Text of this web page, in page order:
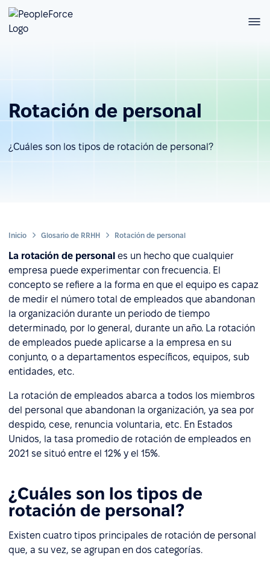
Rotación de personal
¿Cuáles son los tipos de rotación de personal?
Inicio Glosario de RRHH Rotación de personal
La rotación de personal es un hecho que cualquier
empresa puede experimentar con frecuencia. El
concepto se refiere a la forma en que el equipo es capaz
de medir el número total de empleados que abandonan
la organización durante un periodo de tiempo
determinado, por lo general, durante un año. La rotación
de empleados puede aplicarse a la empresa en su
conjunto, o a departamentos específicos, equipos, sub
entidades, etc.
La rotación de empleados abarca a todos los miembros
del personal que abandonan la organización, ya sea por
despido, cese, renuncia voluntaria, etc. En Estados
Unidos, la tasa promedio de rotación de empleados en
2021 se situó entre el 12% y el 15%.
¿Cuáles son los tipos de
rotación de personal?
Existen cuatro tipos principales de rotación de personal
que, a su vez, se agrupan en dos categorías.